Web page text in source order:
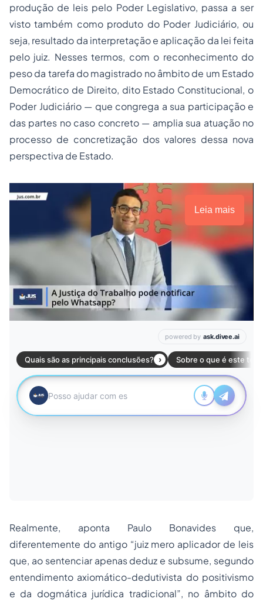
produção de leis pelo Poder Legislativo, passa a ser
visto também como produto do Poder Judiciário, ou
seja, resultado da interpretação e aplicação da lei feita
pelo juiz. Nesses termos, com o reconhecimento do
peso da tarefa do magistrado no âmbito de um Estado
Democrático de Direito, dito Estado Constitucional, o
Poder Judiciário — que congrega a sua participação e
das partes no caso concreto — amplia sua atuação no
processo de concretização dos valores dessa nova
perspectiva de Estado.
Leia mais
Realmente, aponta Paulo Bonavides que,
diferentemente do antigo “juiz mero aplicador de leis
que, ao sentenciar apenas deduz e subsume, segundo
entendimento axiomático-dedutivista do positivismo
e da dogmática jurídica tradicional”, no âmbito do